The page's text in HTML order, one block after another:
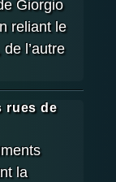
Giorgio
reliant le
l’autre
rues de
la